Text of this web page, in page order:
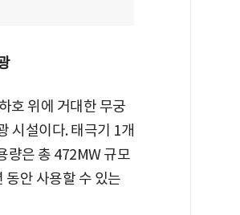
호 위에 거대한 무궁
시설이다. 태극기 1개
량은 총 472MW 규모
동안 사용할 수 있는